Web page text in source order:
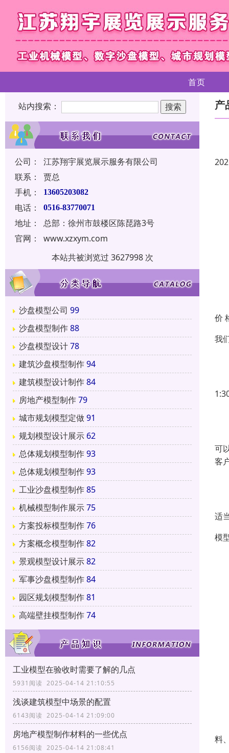
首页
站内搜索：
公司：
江苏翔宇展览展示服务有限公司
联系：
贾总
手机：
13605203082
电话： 0516-83770071
地址：
总部：徐州市鼓楼区陈琵路3号
官网：
www.xzxym.com
本站共被浏览过 3627998 次
沙盘模型公司 99
沙盘模型制作88
沙盘模型设计78
建筑沙盘模型制作94
建筑模型设计制作84
房地产模型制作79
城市规划模型定做91
规划模型设计展示 62
总体规划模型制作93
总体规划模型制作93
工业沙盘模型制作85
机械模型制作展示75
方案投标模型制作76
方案概念模型制作82
景观模型设计展示82
军事沙盘模型制作84
园区规划模型制作81
高端壁挂模型制作74
工业模型在验收时需要了解的几点
5931阅读 2025-04-14 21:10:55
浅谈建筑模型中场景的配置
6143阅读 2025-04-14 21:09:00
房地产模型制作材料的一些优点
6156阅读 2025-04-14 21:08:41
产
价
我
可
客
适
模
料